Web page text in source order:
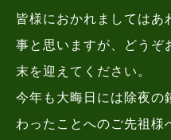
皆様におかれましてはあ
事と思いますが、どうぞ
末を迎えてください。
今年も大晦日には除夜の
わったことへのご先祖様